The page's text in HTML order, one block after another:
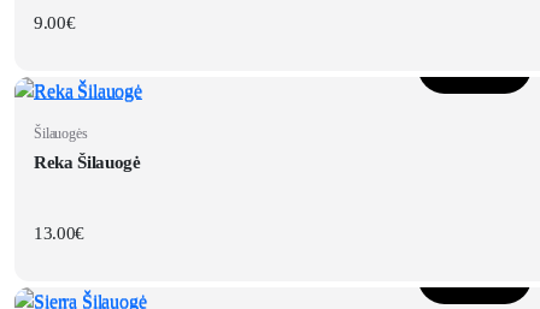
9.00€
Šilauogės
Reka Šilauogė
13.00€